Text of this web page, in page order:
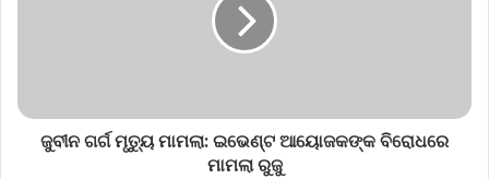
ଜୁବୀନ ଗର୍ଗ ମୃତ୍ୟୁ ମାମଲା: ଇଭେଣ୍ଟ ଆୟୋଜକଙ୍କ ବିରୋଧରେ
ମାମଲା ରୁଜୁ